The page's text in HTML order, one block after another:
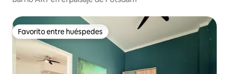
Favorito entre huéspedes
Favorito entre huéspedes